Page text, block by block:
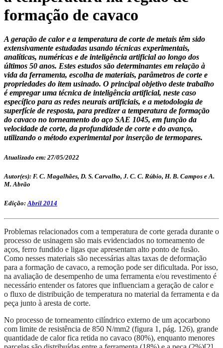
formação de cavaco
A geração de calor e a temperatura de corte de metais têm sido
extensivamente estudadas usando técnicas experimentais,
analíticas, numéricas e de inteligência artificial ao longo dos
últimos 50 anos. Estes estudos são determinantes em relação à
vida da ferramenta, escolha de materiais, parâmetros de corte e
propriedades do item usinado. O principal objetivo deste trabalho
é empregar uma técnica de inteligência artificial, neste caso
específico para as redes neurais artificiais, e a metodologia de
superfície de resposta, para predizer a temperatura de formação
do cavaco no torneamento do aço SAE 1045, em função da
velocidade de corte, da profundidade de corte e do avanço,
utilizando o método experimental por inserção de termopares.
Atualizado em: 27/05/2022
Autor(es): F. C. Magalhães, D. S. Carvalho, J. C. C. Rúbio, H. B. Campos e A.
M. Abrão
Edição: Abril 2014
Problemas relacionados com a temperatura de corte gerada durante o
processo de usinagem são mais evidenciados no torneamento de
aços, ferro fundido e ligas que apresentam alto ponto de fusão.
Como nesses materiais são necessárias altas taxas de deformação
para a formação de cavaco, a remoção pode ser dificultada. Por isso,
na avaliação de desempenho de uma ferramenta e/ou revestimento é
necessário entender os fatores que influenciam a geração de calor e
o fluxo de distribuição de temperatura no material da ferramenta e da
peça junto à aresta de corte.
No processo de torneamento cilíndrico externo de um açocarbono
com limite de resistência de 850 N/mm2 (figura 1, pág. 126), grande
quantidade de calor fica retida no cavaco (80%), enquanto menores